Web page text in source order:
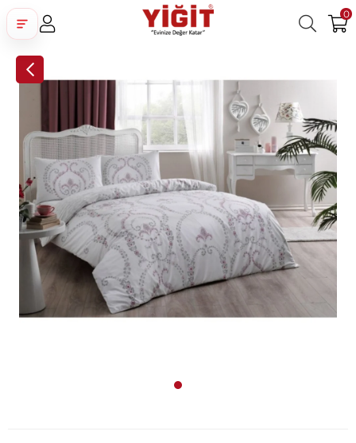
0
Google İle Bağlan